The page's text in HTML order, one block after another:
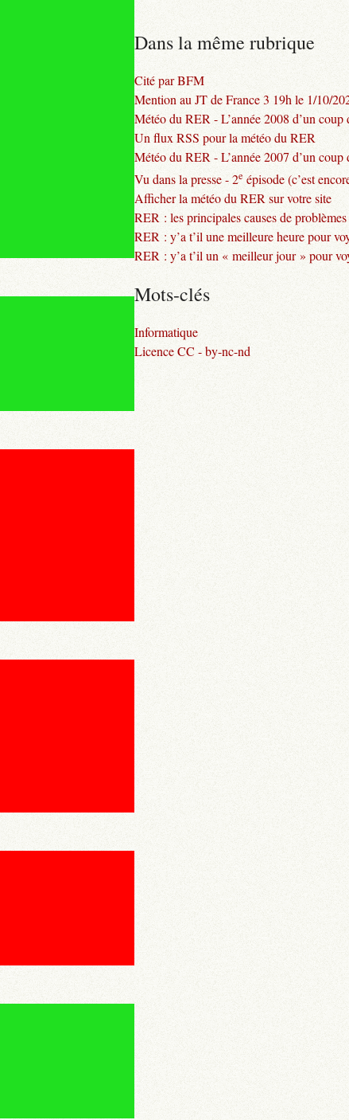
Dans la même rubrique
Cité par BFM
Mention au JT de France 3 19h le 1/10/
Météo du RER - L’année 2008 d’un coup
Un flux RSS pour la météo du RER
Météo du RER - L’année 2007 d’un coup
Vu dans la presse - 2e épisode (c’est
Afficher la météo du RER sur votre site
RER : les principales causes de problèmes
RER : y’a t’il une meilleure heure pour
RER : y’a t’il un « meilleur jour » pour
Mots-clés
Informatique
Licence CC - by-nc-nd